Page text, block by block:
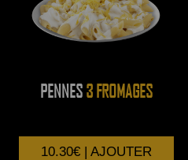
PENNES3 FROMAGES
10.30€ | AJOUTER